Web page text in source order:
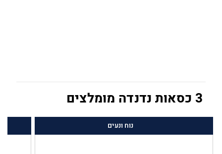
3 כסאות נדנדה מומלצים
נוח ונעים